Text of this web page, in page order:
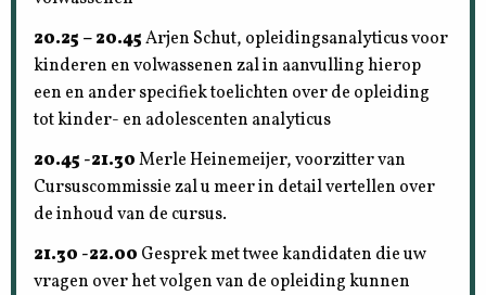
20.25 – 20.45Arjen Schut, opleidingsanalyticus voor
kinderen en volwassenen zal in aanvulling hierop
een en ander specifiek toelichten over de opleiding
tot kinder- en adolescenten analyticus
20.45 -21.30Merle Heinemeijer, voorzitter van
Cursuscommissie zal u meer in detail vertellen over
de inhoud van de cursus.
21.30 -22.00 Gesprek met twee kandidaten die uw
vragen over het volgen van de opleiding kunnen